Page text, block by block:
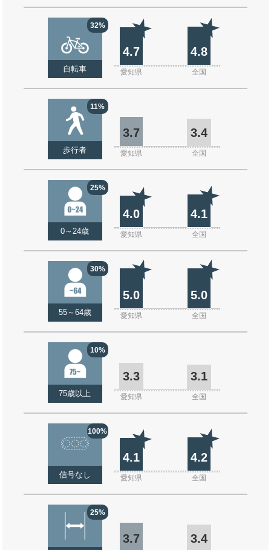
32%
自転車
4.7 4.8
愛知県 全国
11%
歩行者
3.7 3.4
愛知県 全国
25%
0～24歳
4.0 4.1
愛知県 全国
30%
55～64歳
5.0 5.0
愛知県 全国
10%
75歳以上
3.3 3.1
愛知県 全国
100%
信号なし
4.1 4.2
愛知県 全国
25%
3.7 3.4